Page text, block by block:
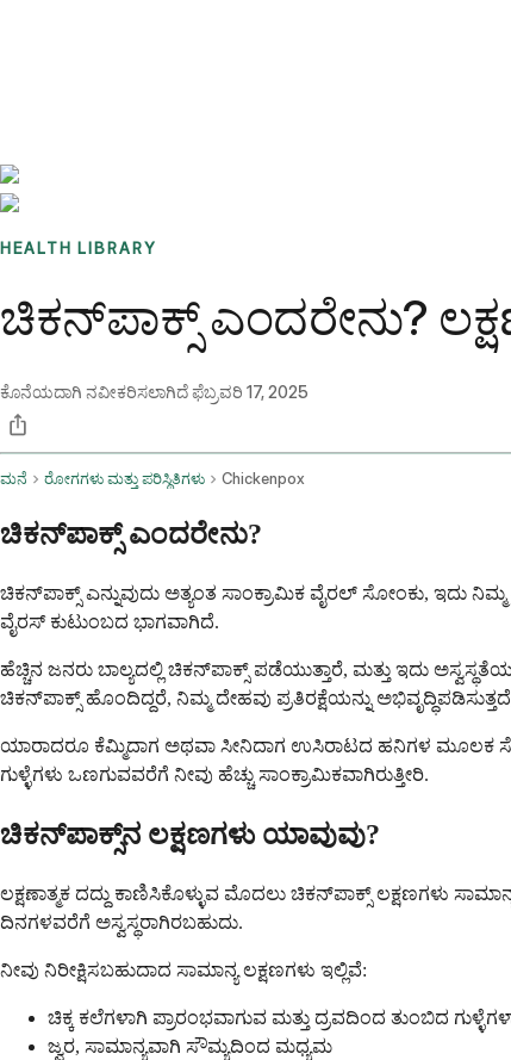
HEALTH LIBRARY
ಚಿಕನ್‌ಪಾಕ್ಸ್ ಎಂದರೇನು?
ಕೊನೆಯದಾಗಿ ನವೀಕರಿಸಲಾಗಿದೆಫೆಬ್ರವರಿ 17, 2025
ಮನೆ ರೋಗಗಳು ಮತ್ತು ಪರಿಸ್ಥಿತಿಗಳು Chickenpox
ಚಿಕನ್‌ಪಾಕ್ಸ್ ಎಂದರೇನು?
ಚಿಕನ್‌ಪಾಕ್ಸ್ ಎನ್ನುವುದು ಅತ್ಯಂತ ಸಾಂಕ್ರಾಮಿಕ ವೈರಲ್ ಸೋಂಕು, ಇದು
ವೈರಸ್ ಕುಟುಂಬದ ಭಾಗವಾಗಿದೆ.
ಹೆಚ್ಚಿನ ಜನರು ಬಾಲ್ಯದಲ್ಲಿ ಚಿಕನ್‌ಪಾಕ್ಸ್ ಪಡೆಯುತ್ತಾರೆ, ಮತ್ತು ಇದು
ಚಿಕನ್‌ಪಾಕ್ಸ್ ಹೊಂದಿದ್ದರೆ, ನಿಮ್ಮ ದೇಹವು ಪ್ರತಿರಕ್ಷೆಯನ್ನು
ಯಾರಾದರೂ ಕೆಮ್ಮಿದಾಗ ಅಥವಾ ಸೀನಿದಾಗ ಉಸಿರಾಟದ ಹನಿಗಳ ಮೂಲಕ
ಗುಳ್ಳೆಗಳು ಒಣಗುವವರೆಗೆ ನೀವು ಹೆಚ್ಚು ಸಾಂಕ್ರಾಮಿಕವಾಗಿರುತ್ತೀರಿ.
ಚಿಕನ್‌ಪಾಕ್ಸ್‌ನ ಲಕ್ಷಣಗಳು ಯಾವುವು?
ಲಕ್ಷಣಾತ್ಮಕ ದದ್ದು ಕಾಣಿಸಿಕೊಳ್ಳುವ ಮೊದಲು ಚಿಕನ್‌ಪಾಕ್ಸ್ ಲಕ್ಷಣಗಳು
ದಿನಗಳವರೆಗೆ ಅಸ್ವಸ್ಥರಾಗಿರಬಹುದು.
ನೀವು ನಿರೀಕ್ಷಿಸಬಹುದಾದ ಸಾಮಾನ್ಯ ಲಕ್ಷಣಗಳು ಇಲ್ಲಿವೆ:
ಚಿಕ್ಕ ಕಲೆಗಳಾಗಿ ಪ್ರಾರಂಭವಾಗುವ ಮತ್ತು ದ್ರವದಿಂದ ತುಂಬಿದ
ಜ್ವರ, ಸಾಮಾನ್ಯವಾಗಿ ಸೌಮ್ಯದಿಂದ ಮಧ್ಯಮ